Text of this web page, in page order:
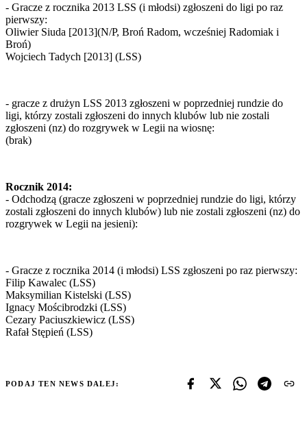
- Gracze z rocznika 2013 LSS (i młodsi) zgłoszeni do ligi po raz
pierwszy:
Oliwier Siuda [2013](N/P, Broń Radom, wcześniej Radomiak i
Broń)
Wojciech Tadych [2013] (LSS)
- gracze z drużyn LSS 2013 zgłoszeni w poprzedniej rundzie do
ligi, którzy zostali zgłoszeni do innych klubów lub nie zostali
zgłoszeni (nz) do rozgrywek w Legii na wiosnę:
(brak)
Rocznik 2014:
- Odchodzą (gracze zgłoszeni w poprzedniej rundzie do ligi, którzy
zostali zgłoszeni do innych klubów) lub nie zostali zgłoszeni (nz) do
rozgrywek w Legii na jesieni):
- Gracze z rocznika 2014 (i młodsi) LSS zgłoszeni po raz pierwszy:
Filip Kawalec (LSS)
Maksymilian Kistelski (LSS)
Ignacy Mościbrodzki (LSS)
Cezary Paciuszkiewicz (LSS)
Rafał Stępień (LSS)
PODAJ TEN NEWS DALEJ: